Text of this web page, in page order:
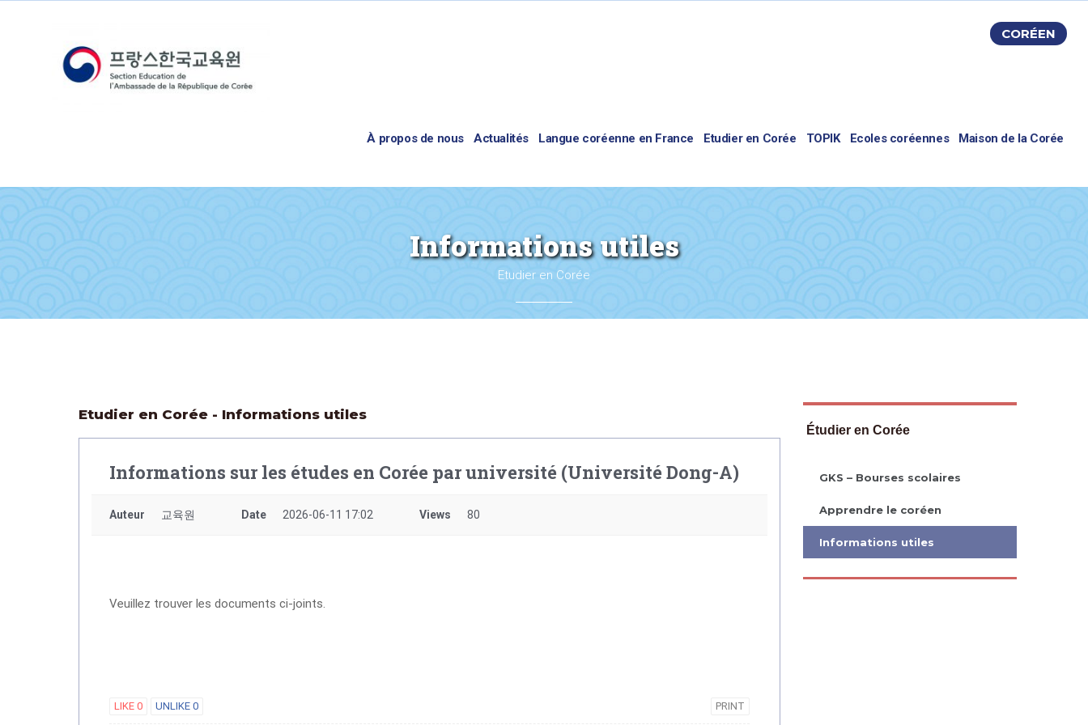
CORÉEN
À propos de nous Actualités Langue coréenne en France Etudier en Corée TOPIK Ecoles coréennes Maison de la Corée
Informations utiles
Etudier en Corée
Etudier en Corée - Informations utiles
Informations sur les études en Corée par université (Université Dong-A)
Auteur 교육원 Date 2026-06-11 17:02 Views 80
Veuillez trouver les documents ci-joints.
LIKE 0 UNLIKE 0 PRINT
Étudier en Corée
GKS – Bourses scolaires
Apprendre le coréen
Informations utiles